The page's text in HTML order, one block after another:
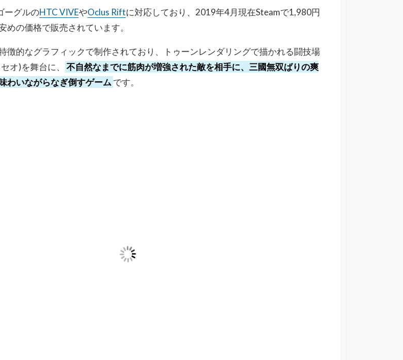
ーグルのHTC VIVEやOclus Riftに対応しており、2019年4月現在Steamで1,980円
めの価格で販売されています。
徴的なグラフィックで制作されており、トゥーンレンダリングで描かれる闘技場
オ)を舞台に、
不自然なまでに筋肉が増強された敵を相手に、三國無双ばりの爽
わいながらなぎ倒すゲーム です。